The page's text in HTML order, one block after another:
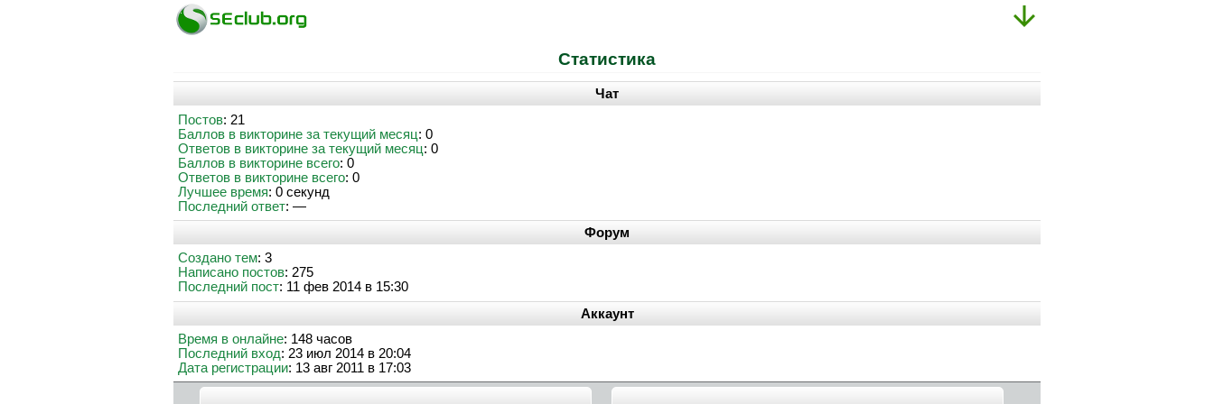
Статистика
Чат
Постов: 21
Баллов в викторине за текущий месяц: 0
Ответов в викторине за текущий месяц: 0
Баллов в викторине всего: 0
Ответов в викторине всего: 0
Лучшее время: 0 секунд
Последний ответ: —
Форум
Создано тем: 3
Написано постов: 275
Последний пост: 11 фев 2014 в 15:30
Аккаунт
Время в онлайне: 148 часов
Последний вход: 23 июл 2014 в 20:04
Дата регистрации: 13 авг 2011 в 17:03